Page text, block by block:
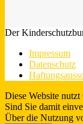
Der
Impressum
Datenschutz
Diese Website
Sind Sie damit
Über die Nutzung